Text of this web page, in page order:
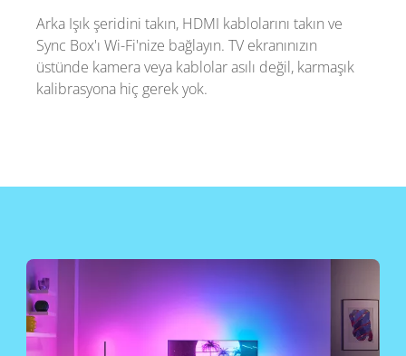
Arka Işık şeridini takın, HDMI kablolarını takın ve
Sync Box'ı Wi-Fi'nize bağlayın. TV ekranınızın
üstünde kamera veya kablolar asılı değil, karmaşık
kalibrasyona hiç gerek yok.